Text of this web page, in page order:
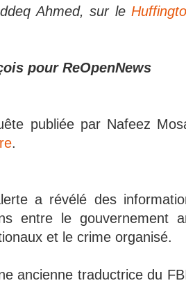
Ahmed, sur le
pour ReOpenNews
publiée par Nafeez
.
a révélé des
entre le gouvernement
et le crime organisé.
ancienne traductrice du